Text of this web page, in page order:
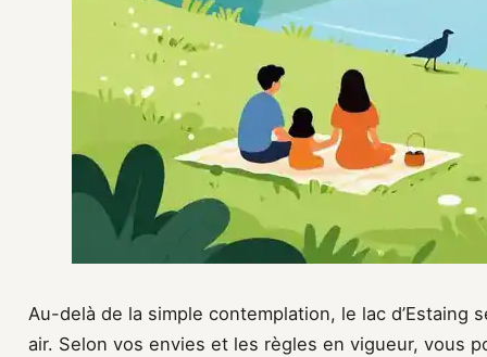
Au-delà de la simple contemplation, le lac d’Estaing
air. Selon vos envies et les règles en vigueur, vous